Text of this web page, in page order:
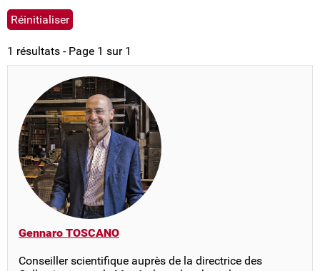
1 résultats - Page 1 sur 1
Gennaro TOSCANO
Conseiller scientifique auprès de la directrice des